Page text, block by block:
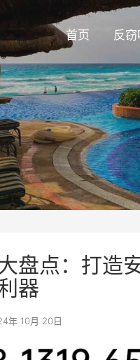
首页 反
盘点：打造
器
年 10月 20日